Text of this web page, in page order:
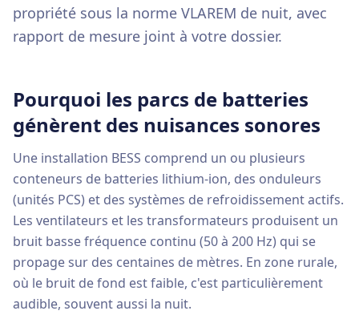
propriété sous la norme VLAREM de nuit, avec
rapport de mesure joint à votre dossier.
Pourquoi les parcs de batteries
génèrent des nuisances sonores
Une installation BESS comprend un ou plusieurs
conteneurs de batteries lithium-ion, des onduleurs
(unités PCS) et des systèmes de refroidissement actifs.
Les ventilateurs et les transformateurs produisent un
bruit basse fréquence continu (50 à 200 Hz) qui se
propage sur des centaines de mètres. En zone rurale,
où le bruit de fond est faible, c'est particulièrement
audible, souvent aussi la nuit.